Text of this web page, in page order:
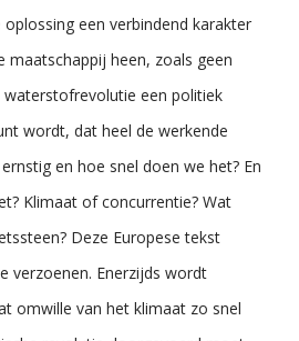
een verbindend karakter
maatschappij heen, zoals geen
een politiek
wordt, dat heel de werkende
en hoe snel doen we het? En
Klimaat of concurrentie? Wat
Deze Europese tekst
verzoenen. Enerzijds wordt
omwille van het klimaat zo snel